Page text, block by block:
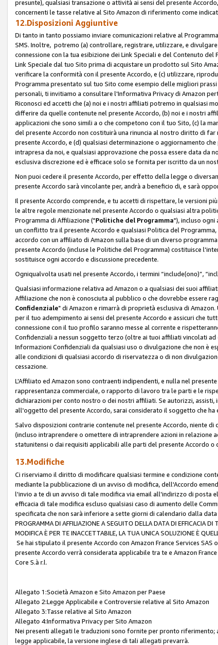
presunte), qualsiasi transazione o attività ai sensi del presente
concernenti le tasse relative al Sito Amazon di riferimento come
12.Disposizioni Aggiuntive
Di tanto in tanto possiamo inviare comunicazioni relative al
SMS. Inoltre, potremo (a) controllare, registrare, utilizzare, e
connessione con la tua esibizione dei Link Speciali e del Contenuto
Link Speciale dal tuo Sito prima di acquistare un prodotto sul Sito
verificare la conformità con il presente Accordo, e (c) utilizzare,
Programma presentato sul tuo Sito come esempio delle migliori
personali, ti invitiamo a consultare l'Informativa Privacy di Amazon
Riconosci ed accetti che (a) noi e i nostri affiliati potremo in qualsiasi
differire da quelle contenute nel presente Accordo, (b) noi e i nostri
applicazioni che sono simili a o che competono con il tuo Sito, (c) la
del presente Accordo non costituirà una rinuncia al nostro diritto di
presente Accordo, e (d) qualsiasi determinazione o aggiornamento
intrapresa da noi, e qualsiasi approvazione che possa essere data
esclusiva discrezione ed è efficace solo se fornita per iscritto da un
Non puoi cedere il presente Accordo, per effetto della legge o
presente Accordo sarà vincolante per, andrà a beneficio di, e sarà
Il presente Accordo comprende, e tu accetti di rispettare, le versioni
le altre regole menzionate nel presente Accordo o qualsiasi altra
Programma di Affiliazione ("Politiche del Programma"), incluso
un conflitto tra il presente Accordo e qualsiasi Politica del
accordo con un affiliato di Amazon sulla base di un diverso
presente Accordo (incluse le Politiche del Programma) costituisce
sostituisce ogni accordo e discussione precedente.
Ogniqualvolta usati nel presente Accordo, i termini “include(ono)”,
Qualsiasi informazione relativa ad Amazon o a qualsiasi dei suoi
Affiliazione che non è conosciuta al pubblico o che dovrebbe essere
Confidenziale" di Amazon e rimarrà di proprietà esclusiva di
per il tuo adempimento ai sensi del presente Accordo e assicuri che
connessione con il tuo profilo saranno messe al corrente e
Confidenziali a nessun soggetto terzo (oltre ai tuoi affiliati vincolati
Informazioni Confidenziali da qualsiasi uso o divulgazione che non è
alle condizioni di qualsiasi accordo di riservatezza o di non
cessazione.
L'Affiliato ed Amazon sono contraenti indipendenti, e nulla nel
rappresentanza commerciale, o rapporto di lavoro tra le parti e le
dichiarazioni per conto nostro o dei nostri affiliati. Se autorizzi,
all'oggetto del presente Accordo, sarai considerato il soggetto che
Salvo disposizioni contrarie contenute nel presente Accordo, niente
(incluso intraprendere o omettere di intraprendere azioni in relazione
statunitensi o dai requisiti applicabili alle parti del presente Accordo o
13.Modifiche
Ci riserviamo il diritto di modificare qualsiasi termine e condizione
mediante la pubblicazione di un avviso di modifica, dell'Accordo
l'invio a te di un avviso di tale modifica via email all'indirizzo di
efficacia di tale modifica escluso qualsiasi caso di aumento delle
specificata che non sarà inferiore a sette giorni di calendario dalla data
PROGRAMMA DI AFFILIAZIONE A SEGUITO DELLA DATA DI EFFICACIA
MODIFICA È PER TE INACCETTABILE, LA TUA UNICA SOLUZIONE È
Se hai stipulato il presente Accordo con Amazon France Services
presente Accordo verrà considerata applicabile tra te e Amazon
Core S.à r.l.
Allegato 1:Società Amazon e Sito Amazon per Paese
Allegato 2:Legge Applicabile e Controversie relative al Sito Amazon
Allegato 3:Tasse relative al Sito Amazon
Allegato 4:Informativa Privacy per Sito Amazon
Nei presenti allegati le traduzioni sono fornite per pronto riferimento;
legge applicabile, la versione inglese di tali allegati prevarrà.